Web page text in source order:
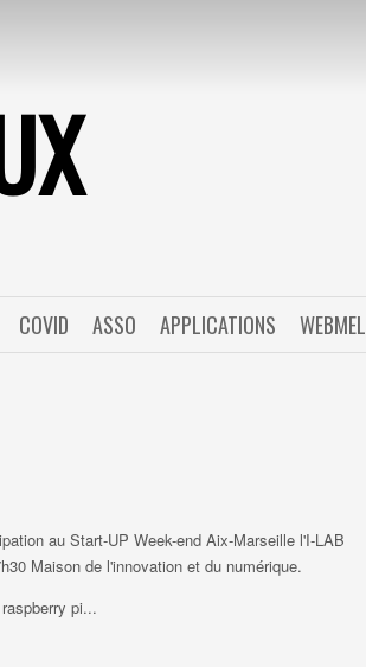
WEBMEL
APPLICATIONS
ASSO
COVID
au Start-UP Week-end Aix-Marseille l'I-LAB
Maison de l'innovation et du numérique.
pi...